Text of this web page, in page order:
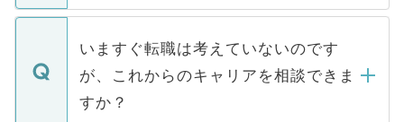
関を公にしてしまうと、応募が殺到する場
に、医療機関が求める条件に合った人材の
みを人材紹介会社に依頼するケースが増え
ています。
定を承諾する必要はありません。内定先へ
の辞退の連絡はキャリアパートナーが行い
個人情報が漏えいすることはありませんの
で、ご安心ください。当サイトからの登録
などで収集したご登録者様の個人情報は、
ご本人のキャリアアップおよび転職活動の
支援を目的に使用いたします。お預かりし
いますぐ転職は考えていないのです
が、これからのキャリアを相談できま
すか？